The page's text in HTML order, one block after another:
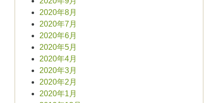
2020年8月
2020年7月
2020年6月
2020年5月
2020年4月
2020年3月
2020年2月
2020年1月